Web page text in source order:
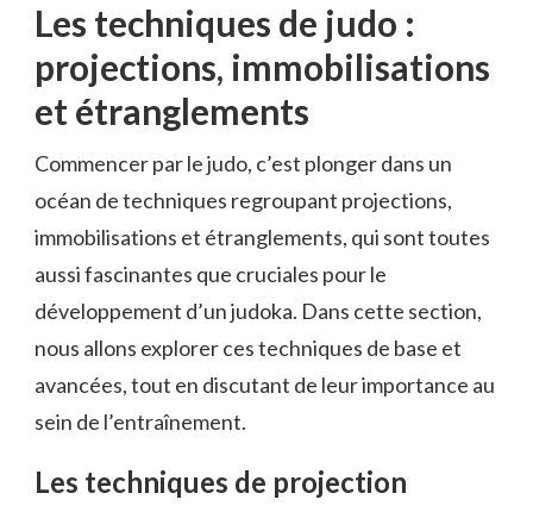
Les techniques de judo :
projections, immobilisations
et étranglements
Commencer par le judo, c’est plonger dans un
océan de techniques regroupant projections,
immobilisations et étranglements, qui sont toutes
aussi fascinantes que cruciales pour le
développement d’un judoka. Dans cette section,
nous allons explorer ces techniques de base et
avancées, tout en discutant de leur importance au
sein de l’entraînement.
Les techniques de projection